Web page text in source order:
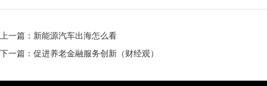
上一篇：新能源汽车出海怎么看
下一篇：促进养老金融服务创新（财经观）